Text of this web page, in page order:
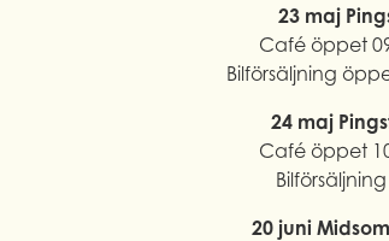
23 maj
Café öppet
Bilförsäljning
24 maj
Café öppet
20 juni